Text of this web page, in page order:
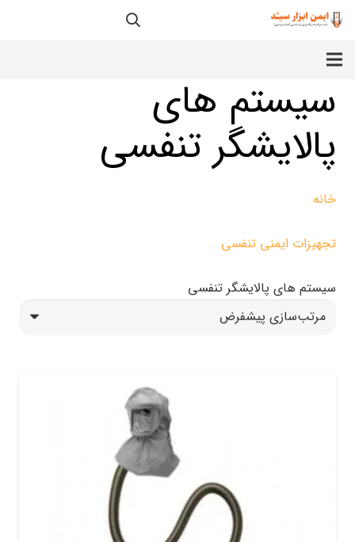
سیستم های
پالایشگر تنفسی
خانه
تجهیزات ایمنی تنفسی
سیستم های پالایشگر تنفسی